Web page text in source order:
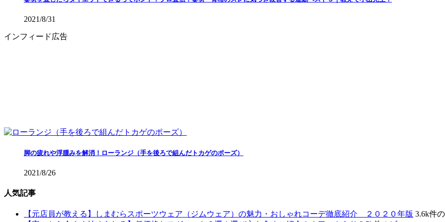
2021/8/31
インフィード広告
脚の疲れや浮腫みを解消！ローランジ（手を後ろで組んだトカゲのポーズ）
2021/8/26
人気記事
【元店員が教える︎】しまむらスポーツウェア（ジムウェア）の魅力・おしゃれコーデ徹底紹介 ２０２０年版 3.6k件